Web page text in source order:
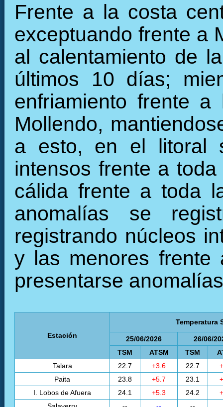
Frente a la costa
exceptuando frente a
al calentamiento de
últimos 10 días;
enfriamiento frente
Mollendo,
a esto, en el litoral
intensos frente a
cálida frente a toda
anomalías se
registrando núcleos
y las menores
presentarse
Estación
Temperatura
25/06/2026
26/06/
TSM
ATSM TSM
Talara
22.7 +3.6 22.7
Paita
23.8 +5.7 23.1
I. Lobos de Afuera
24.1 +5.3 24.2